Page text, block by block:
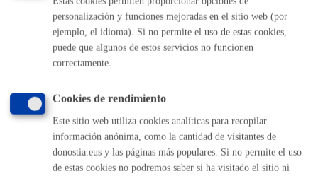
Bases publicadas cada año
Trámites relacionados
Consulta, corrección y traducción de textos breves
Ayudas económicas: Subvención para colocar rótulos
en euskera
Subvenciones para estudiar euskera
personalización y funciones mejoradas en el sitio web (por
ejemplo, el idioma). Si no permite el uso de estas cookies,
puede que algunos de estos servicios no funcionen
correctamente.
Cookies de rendimiento
Este sitio web utiliza cookies analíticas para recopilar
información anónima, como la cantidad de visitantes de
donostia.eus y las páginas más populares. Si no permite el uso
de estas cookies no podremos saber si ha visitado el sitio ni